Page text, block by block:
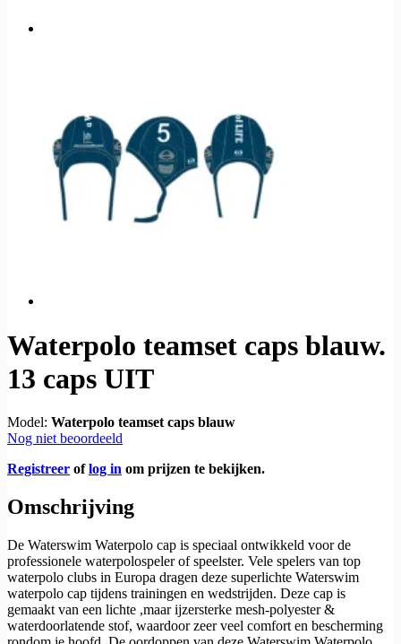
Waterpolo teamset caps blauw.
13 caps UIT
Model: Waterpolo teamset caps blauw
Nog niet beoordeeld
Registreer oflog in om prijzen te bekijken.
Omschrijving
De Waterswim Waterpolo cap is speciaal ontwikkeld voor de
professionele waterpolospeler of speelster. Vele spelers van top
waterpolo clubs in Europa dragen deze superlichte Waterswim
waterpolo cap tijdens trainingen en wedstrijden. Deze cap is
gemaakt van een lichte ,maar ijzersterke mesh-polyester &
waterdoorlatende stof, waardoor zeer veel comfort en bescherming